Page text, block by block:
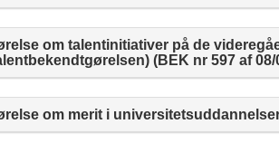
om talentinitiativer på de
(BEK nr 597 af 08/
om merit i